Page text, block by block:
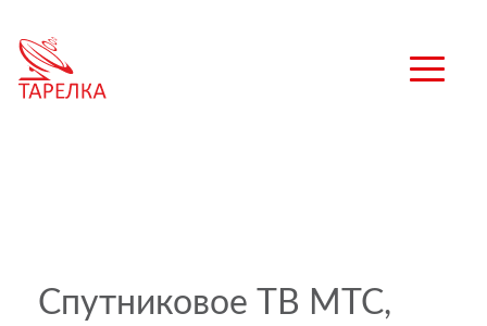
Спутниковое ТВ МТС,